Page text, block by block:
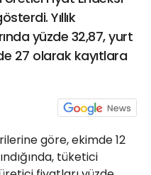
Yıllık
yüzde 32,87, yurt
27 olarak kayıtlara
göre, ekimde 12
tüketici